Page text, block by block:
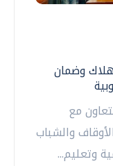
وضمان
مع
والشباب
وتعليم...